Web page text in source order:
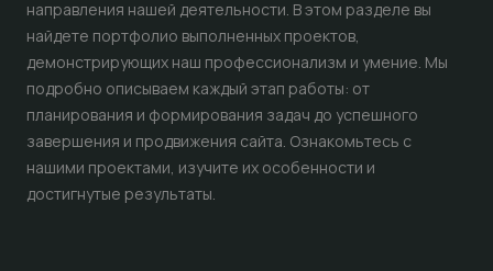
направления нашей деятельности. В этом разделе вы
найдете портфолио выполненных проектов,
демонстрирующих наш профессионализм и умение. Мы
подробно описываем каждый этап работы: от
планирования и формирования задач до успешного
завершения и продвижения сайта. Ознакомьтесь с
нашими проектами, изучите их особенности и
достигнутые результаты.